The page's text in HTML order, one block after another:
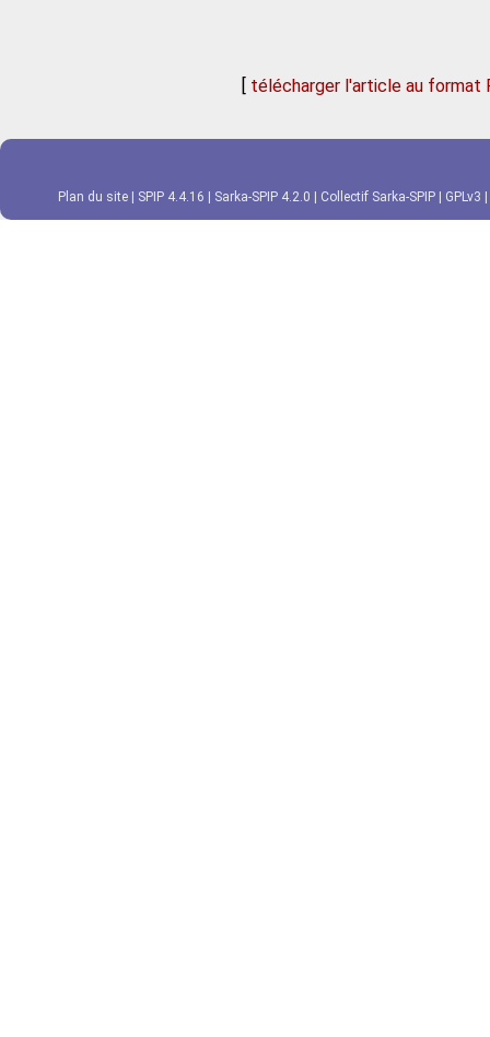
[ télécharger l'article au format
Plan du site | SPIP 4.4.16 | Sarka-SPIP 4.2.0 | Collectif Sarka-SPIP | GPLv3 |